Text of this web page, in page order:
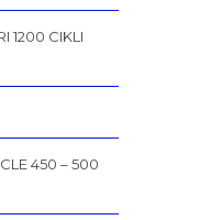
1200 CIKLI
450 – 500